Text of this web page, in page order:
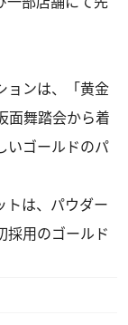
ョンは、「黄金
面舞踏会から着
いゴールドのパ
トは、パウダー
採用のゴールド